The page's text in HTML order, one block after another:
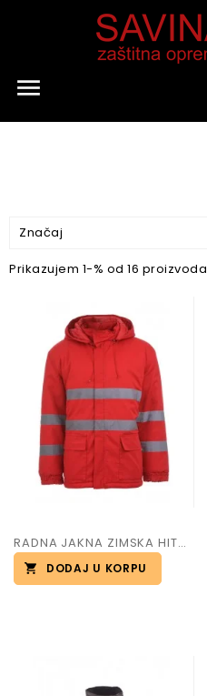

Značaj
Prikazujem 1-% od 16 proizvoda
RADNA JAKNA ZIMSKA HITNA POMOĆ
DODAJ U KORPU